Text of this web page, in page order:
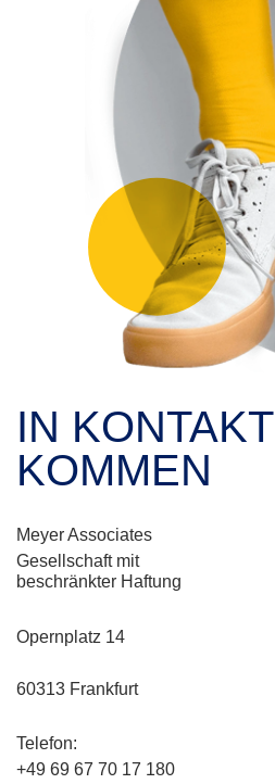
IN KONTAKT
KOMMEN
Meyer Associates
Gesellschaft mit
beschränkter Haftung
Opernplatz 14
60313 Frankfurt
Telefon:
+49 69 67 70 17 180